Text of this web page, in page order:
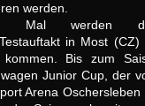
werden.
Mal werden
in Most
Bis zum
Junior Cup, der
Arena